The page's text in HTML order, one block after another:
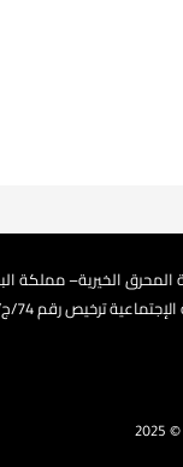
الخيرية– مملكة
ترخيص رقم 74/ج/خ/2025​